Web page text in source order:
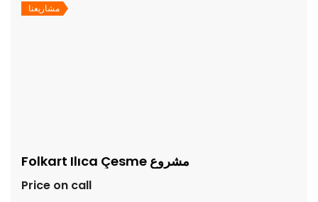
مشاريعنا
مشروع Folkart Ilıca Çesme
Price on call